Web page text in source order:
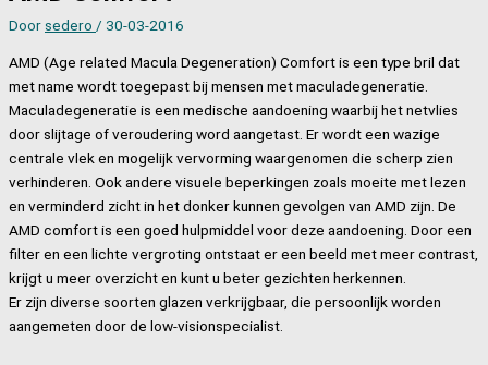
Door sedero / 30-03-2016
AMD (Age related Macula Degeneration) Comfort is een type bril dat
met name wordt toegepast bij mensen met maculadegeneratie.
Maculadegeneratie is een medische aandoening waarbij het netvlies
door slijtage of veroudering word aangetast. Er wordt een wazige
centrale vlek en mogelijk vervorming waargenomen die scherp zien
verhinderen. Ook andere visuele beperkingen zoals moeite met lezen
en verminderd zicht in het donker kunnen gevolgen van AMD zijn. De
AMD comfort is een goed hulpmiddel voor deze aandoening. Door een
filter en een lichte vergroting ontstaat er een beeld met meer contrast,
krijgt u meer overzicht en kunt u beter gezichten herkennen.
Er zijn diverse soorten glazen verkrijgbaar, die persoonlijk worden
aangemeten door de low-visionspecialist.